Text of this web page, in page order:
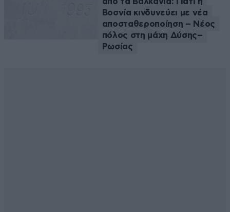
Βοσνία κινδυνεύει με νέα
αποσταθεροποίηση – Νέος
πόλος στη μάχη Δύσης–
Ρωσίας